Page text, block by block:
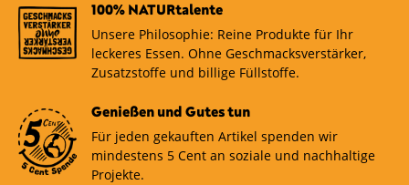
100% NATURtalente
Unsere Philosophie: Reine Produkte für Ihr
leckeres Essen. Ohne Geschmacksverstärker,
Zusatzstoffe und billige Füllstoffe.
Genießen und Gutes tun
Für jeden gekauften Artikel spenden wir
mindestens 5 Cent an soziale und nachhaltige
Projekte.